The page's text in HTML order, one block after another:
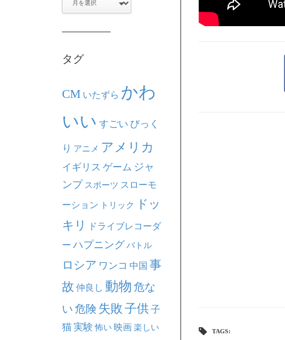
TAGS:
タグ
CM いたずら かわ
いい すごい びっく
り アニメ アメリカ
イギリス ゲーム ジャ
ンプ スポーツ スローモ
ーション トリック
ドッ
キリ
ドライブレコーダ
ー ハプニング バトル
ロシア ワンコ 中国 事
故 仲良し 動物 危な
い 危険 失敗子供子
猫実験 怖い映画楽しい